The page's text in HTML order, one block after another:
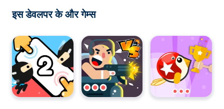
इस डेवलपर के और गेम्स